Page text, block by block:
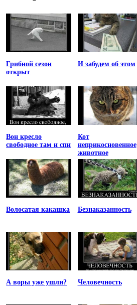
Грибной сезон
открыт
И забудем об этом
Вон кресло
свободное там и спи
Кот
неприкосновенное
животное
Волосатая какашка Безнаказанность
А воры уже ушли? Человечность